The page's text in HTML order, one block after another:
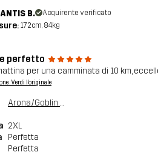
B. Acquirente verificato
172cm, 84kg
perfetto
per una camminata di 10 km,
Verdi l'originale
Arona/Goblin Blue
2XL
Perfetta
Perfetta